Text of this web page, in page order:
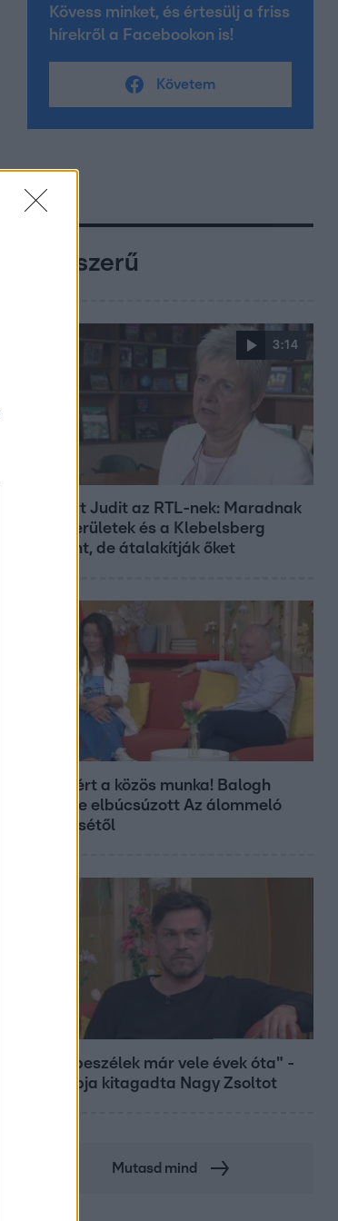
Kövess minket, és értesülj a friss
hírekről a Facebookon is!
Követem
Népszerű
3:14
Lannert Judit az RTL-nek: Maradnak
a tankerületek és a Klebelsberg
Központ, de átalakítják őket
Véget ért a közös munka! Balogh
Levente elbúcsúzott Az álommeló
győztesétől
"Nem beszélek már vele évek óta" -
Édesapja kitagadta Nagy Zsoltot
Mutasd mind